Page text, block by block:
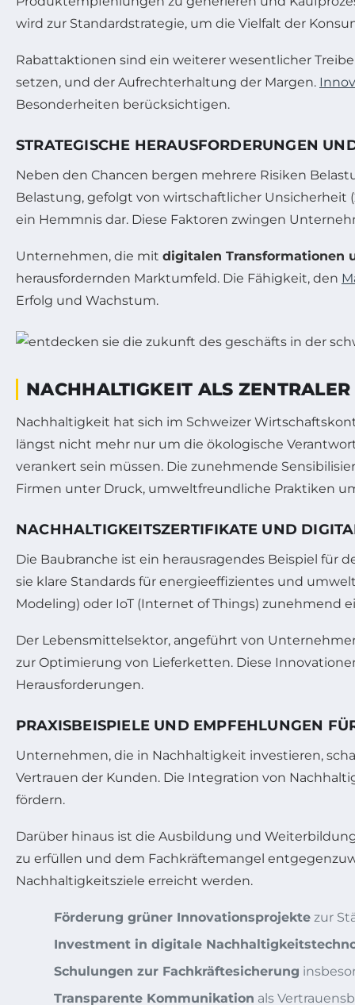
wird zur Standardstrategie, um die Vielfalt der
Rabattaktionen sind ein weiterer wesentlicher
setzen, und der Aufrechterhaltung der Margen.
Besonderheiten berücksichtigen.
STRATEGISCHE HERAUSFORDERUNGEN
Neben den Chancen bergen mehrere Risiken
Belastung, gefolgt von wirtschaftlicher Unsicherheit
ein Hemmnis dar. Diese Faktoren zwingen
Unternehmen, die mit digitalen Transformationen
herausfordernden Marktumfeld. Die Fähigkeit, den
Erfolg und Wachstum.
NACHHALTIGKEIT ALS
Nachhaltigkeit hat sich im Schweizer
längst nicht mehr nur um die ökologische
verankert sein müssen. Die zunehmende
Firmen unter Druck, umweltfreundliche Praktiken
NACHHALTIGKEITSZERTIFIKATE UND
Die Baubranche ist ein herausragendes Beispiel für
sie klare Standards für energieeffizientes und
Modeling) oder IoT (Internet of Things) zunehmend
Der Lebensmittelsektor, angeführt von
zur Optimierung von Lieferketten. Diese
Herausforderungen.
PRAXISBEISPIELE UND EMPFEHLUNGEN
Unternehmen, die in Nachhaltigkeit investieren,
Vertrauen der Kunden. Die Integration von
fördern.
Darüber hinaus ist die Ausbildung und
zu erfüllen und dem Fachkräftemangel
Nachhaltigkeitsziele erreicht werden.
Förderung grüner Innovationsprojekte zur
Investment in digitale
Schulungen zur Fachkräftesicherung
Transparente Kommunikation als